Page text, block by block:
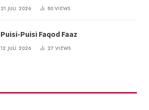
21 JULI 2026 80VIEWS
Puisi-Puisi Faqod Faaz
12 JULI 2026 27VIEWS